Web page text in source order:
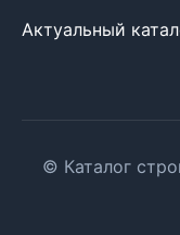
Актуальный
© Каталог